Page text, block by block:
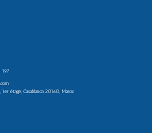
197
étage, Casablanca 20160, Maroc